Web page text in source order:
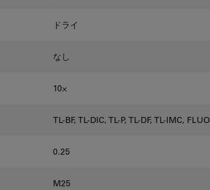
ドライ
なし
10⨉
TL-BF, TL-DIC, TL-P, TL-DF, TL-IMC, FLUO
0.25
M25